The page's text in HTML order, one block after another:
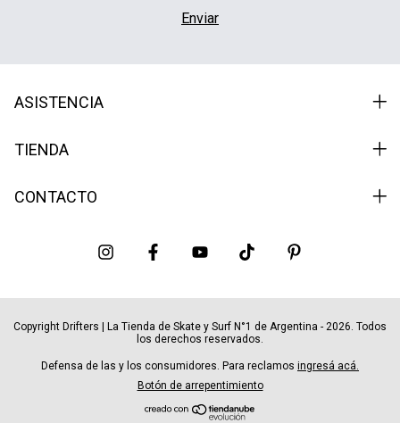
ASISTENCIA
TIENDA
CONTACTO
Copyright Drifters | La Tienda de Skate y Surf N°1 de Argentina - 2026. Todos
los derechos reservados.
Defensa de las y los consumidores. Para reclamos ingresá acá.
Botón de arrepentimiento